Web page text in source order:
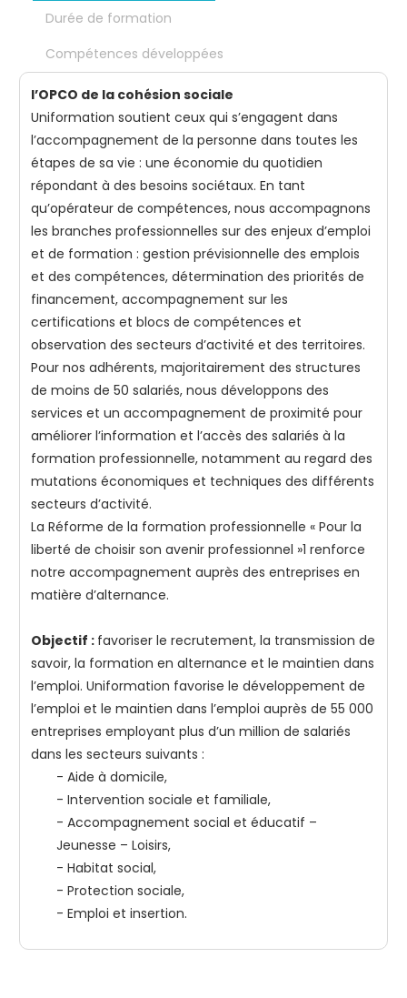
Durée de formation
Compétences développées
l’OPCO de la cohésion sociale
Uniformation soutient ceux qui s’engagent dans
l’accompagnement de la personne dans toutes les
étapes de sa vie : une économie du quotidien
répondant à des besoins sociétaux. En tant
qu’opérateur de compétences, nous accompagnons
les branches professionnelles sur des enjeux d’emploi
et de formation : gestion prévisionnelle des emplois
et des compétences, détermination des priorités de
financement, accompagnement sur les
certifications et blocs de compétences et
observation des secteurs d’activité et des territoires.
Pour nos adhérents, majoritairement des structures
de moins de 50 salariés, nous développons des
services et un accompagnement de proximité pour
améliorer l’information et l’accès des salariés à la
formation professionnelle, notamment au regard des
mutations économiques et techniques des différents
secteurs d’activité.
La Réforme de la formation professionnelle « Pour la
liberté de choisir son avenir professionnel »1 renforce
notre accompagnement auprès des entreprises en
matière d’alternance.
Objectif : favoriser le recrutement, la transmission de
savoir, la formation en alternance et le maintien dans
l’emploi. Uniformation favorise le développement de
l’emploi et le maintien dans l’emploi auprès de 55 000
entreprises employant plus d’un million de salariés
dans les secteurs suivants :
- Aide à domicile,
- Intervention sociale et familiale,
- Accompagnement social et éducatif –
Jeunesse – Loisirs,
- Habitat social,
- Protection sociale,
- Emploi et insertion.